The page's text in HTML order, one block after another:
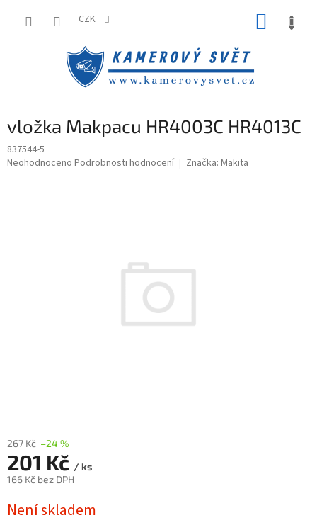
CZK
vložka Makpacu HR4003C HR4013C
837544-5
Průměrné
Neohodnoceno Podrobnosti hodnocení Značka: Makita
267 Kč –24 %
201 Kč / ks
166 Kč bez DPH
cena:
Není skladem